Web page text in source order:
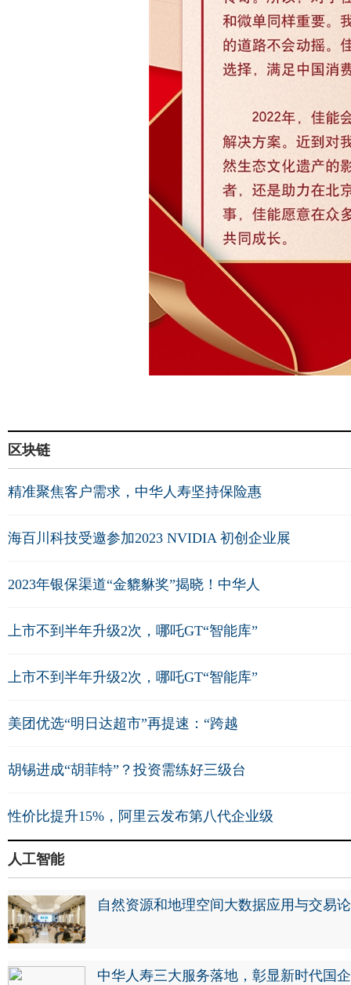
区块链
精准聚焦客户需求，中华人寿坚持保险惠
海百川科技受邀参加2023 NVIDIA 初创企业展
2023年银保渠道“金貔貅奖”揭晓！中华人
上市不到半年升级2次，哪吒GT“智能库”
上市不到半年升级2次，哪吒GT“智能库”
美团优选“明日达超市”再提速：“跨越
胡锡进成“胡菲特”？投资需练好三级台
性价比提升15%，阿里云发布第八代企业级
人工智能
自然资源和地理空间大数据应用与交易论
中华人寿三大服务落地，彰显新时代国企